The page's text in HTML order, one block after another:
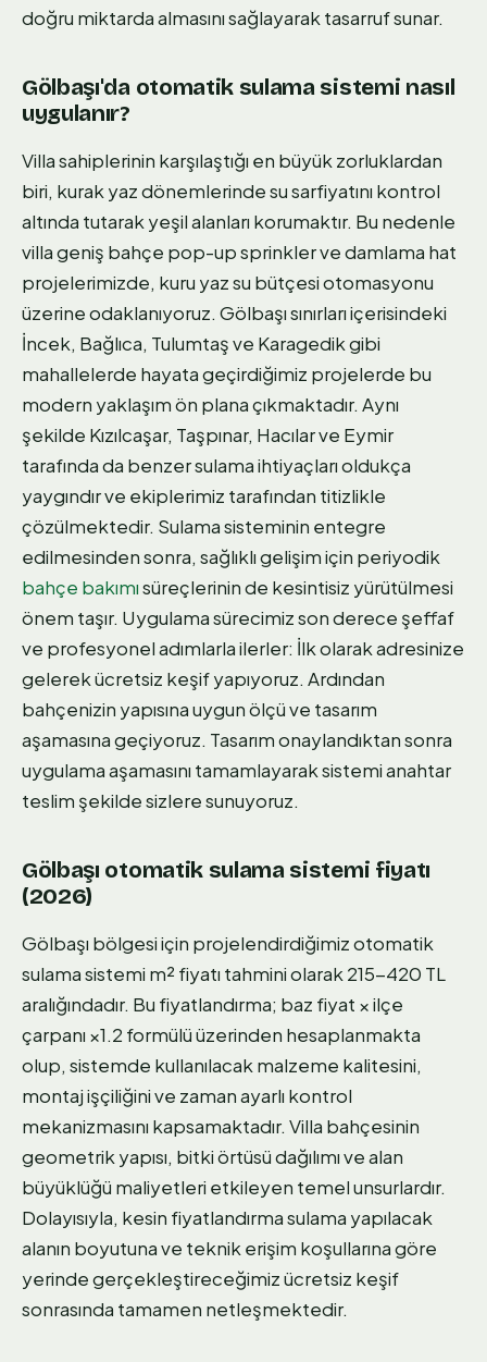
doğru miktarda almasını sağlayarak tasarruf sunar.
Gölbaşı'da otomatik sulama sistemi nasıl
uygulanır?
Villa sahiplerinin karşılaştığı en büyük zorluklardan
biri, kurak yaz dönemlerinde su sarfiyatını kontrol
altında tutarak yeşil alanları korumaktır. Bu nedenle
villa geniş bahçe pop-up sprinkler ve damlama hat
projelerimizde, kuru yaz su bütçesi otomasyonu
üzerine odaklanıyoruz. Gölbaşı sınırları içerisindeki
İncek, Bağlıca, Tulumtaş ve Karagedik gibi
mahallelerde hayata geçirdiğimiz projelerde bu
modern yaklaşım ön plana çıkmaktadır. Aynı
şekilde Kızılcaşar, Taşpınar, Hacılar ve Eymir
tarafında da benzer sulama ihtiyaçları oldukça
yaygındır ve ekiplerimiz tarafından titizlikle
çözülmektedir. Sulama sisteminin entegre
edilmesinden sonra, sağlıklı gelişim için periyodik
bahçe bakımısüreçlerinin de kesintisiz yürütülmesi
önem taşır. Uygulama sürecimiz son derece şeffaf
ve profesyonel adımlarla ilerler: İlk olarak adresinize
gelerek ücretsiz keşif yapıyoruz. Ardından
bahçenizin yapısına uygun ölçü ve tasarım
aşamasına geçiyoruz. Tasarım onaylandıktan sonra
uygulama aşamasını tamamlayarak sistemi anahtar
teslim şekilde sizlere sunuyoruz.
Gölbaşı otomatik sulama sistemi fiyatı
(2026)
Gölbaşı bölgesi için projelendirdiğimiz otomatik
sulama sistemi m² fiyatı tahmini olarak 215-420 TL
aralığındadır. Bu fiyatlandırma; baz fiyat × ilçe
çarpanı ×1.2 formülü üzerinden hesaplanmakta
olup, sistemde kullanılacak malzeme kalitesini,
montaj işçiliğini ve zaman ayarlı kontrol
mekanizmasını kapsamaktadır. Villa bahçesinin
geometrik yapısı, bitki örtüsü dağılımı ve alan
büyüklüğü maliyetleri etkileyen temel unsurlardır.
Dolayısıyla, kesin fiyatlandırma sulama yapılacak
alanın boyutuna ve teknik erişim koşullarına göre
yerinde gerçekleştireceğimiz ücretsiz keşif
sonrasında tamamen netleşmektedir.